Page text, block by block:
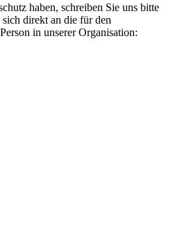
haben, schreiben Sie uns bitte
direkt an die für den
in unserer Organisation: